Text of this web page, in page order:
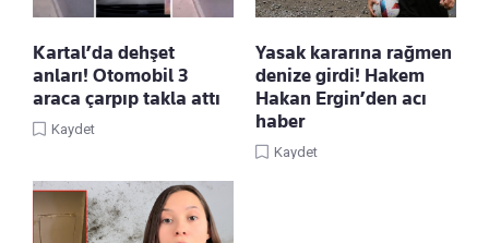
Kartal’da dehşet
anları! Otomobil 3
araca çarpıp takla attı
Kaydet
Yasak kararına rağmen
denize girdi! Hakem
Hakan Ergin’den acı
haber
Kaydet